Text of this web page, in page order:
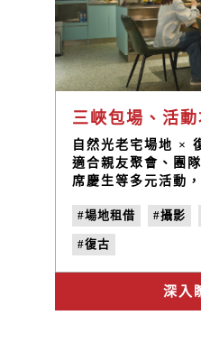
自然光老宅場地 ×
適合親友聚會、團
席慶生等多元活動
#場地租借
#攝影
#復古
深入